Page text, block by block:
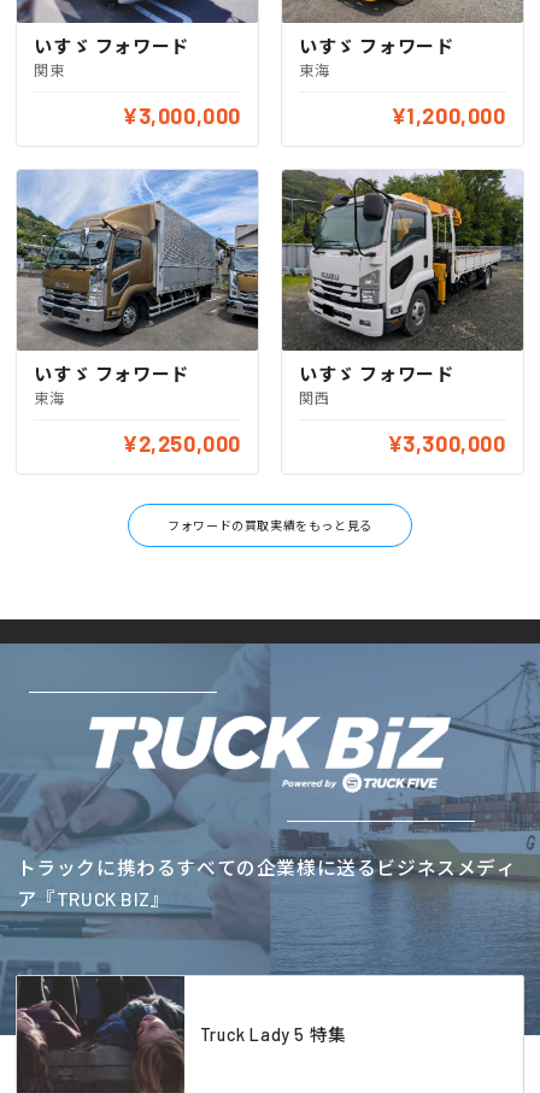
いすゞ フォワード
関東
¥3,000,000
いすゞ フォワード
東海
¥1,200,000
いすゞ フォワード
東海
¥2,250,000
いすゞ フォワード
関西
¥3,300,000
フォワードの買取実績をもっと見る
トラックに携わるすべての企業様に送るビジネスメディ
ア『TRUCK BIZ』
Truck Lady 5 特集